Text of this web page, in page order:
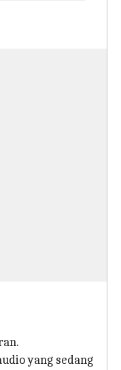
yang sedang